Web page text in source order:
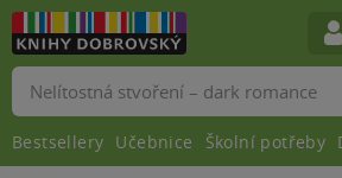
Vyhledávání
Bestsellery Učebnice Školní potřeby